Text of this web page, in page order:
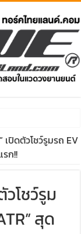
รงม้า วิ่งไกล 500
โฉมหน้าใหม่หล่อ
เที่ยวสัมผัสประส
MS-RT ครั้งแ
ปิดตัวโชว์รูมรถ EV
รก!!
โชว์รูม
สุด